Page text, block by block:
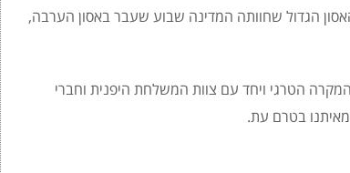
בתקופה האימפריה העות'מאנית (1908), ועל האסון הגדול שחוותה המדינה שבוע שעבר באסון הערבה,
הטרגי ויחד עם צוות המשלחת היפנית וחברי
בטרם עת.